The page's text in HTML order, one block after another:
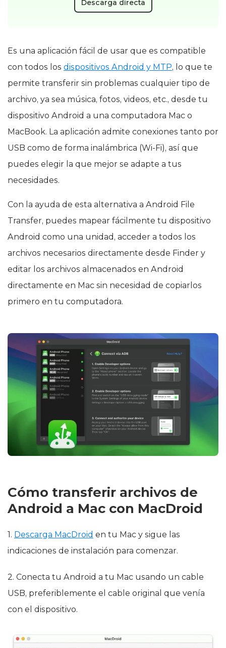
Descarga directa
Es una aplicación fácil de usar que es compatible
con todos los dispositivos Android y MTP, lo que te
permite transferir sin problemas cualquier tipo de
archivo, ya sea música, fotos, videos, etc., desde tu
dispositivo Android a una computadora Mac o
MacBook. La aplicación admite conexiones tanto por
USB como de forma inalámbrica (Wi-Fi), así que
puedes elegir la que mejor se adapte a tus
necesidades.
Con la ayuda de esta alternativa a Android File
Transfer, puedes mapear fácilmente tu dispositivo
Android como una unidad, acceder a todos los
archivos necesarios directamente desde Finder y
editar los archivos almacenados en Android
directamente en Mac sin necesidad de copiarlos
primero en tu computadora.
Cómo transferir archivos de
Android a Mac con MacDroid
1. Descarga MacDroid en tu Mac y sigue las
indicaciones de instalación para comenzar.
2. Conecta tu Android a tu Mac usando un cable
USB, preferiblemente el cable original que venía
con el dispositivo.